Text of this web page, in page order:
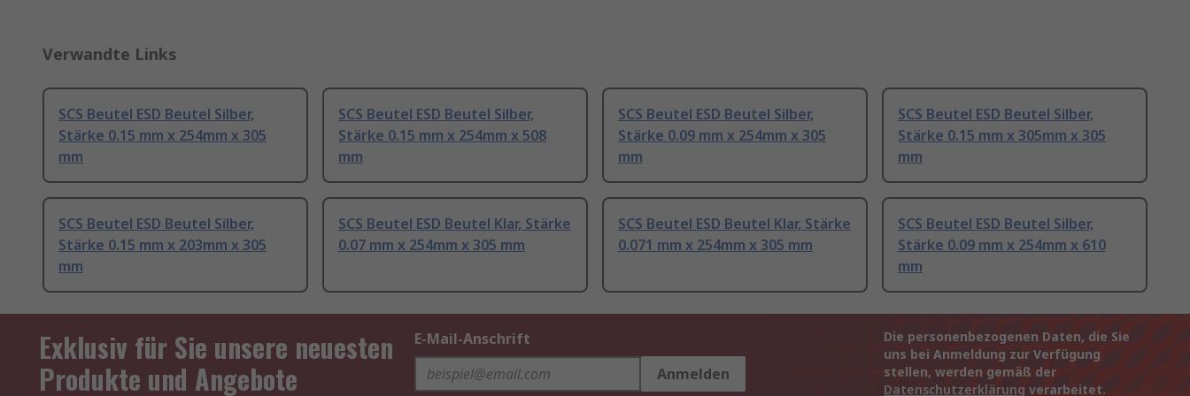
Verwandte Links
SCS Beutel ESD Beutel Silber,
Stärke 0.15 mm x 254mm x 305
mm
SCS Beutel ESD Beutel Silber,
Stärke 0.15 mm x 254mm x 508
mm
SCS Beutel ESD Beutel Silber,
Stärke 0.09 mm x 254mm x 305
mm
SCS Beutel ESD Beutel Silber,
Stärke 0.15 mm x 305mm x 305
mm
SCS Beutel ESD Beutel Silber,
Stärke 0.15 mm x 203mm x 305
mm
SCS Beutel ESD Beutel Klar, Stärke
0.07 mm x 254mm x 305 mm
SCS Beutel ESD Beutel Klar, Stärke
0.071 mm x 254mm x 305 mm
SCS Beutel ESD Beutel Silber,
Stärke 0.09 mm x 254mm x 610
mm
Exklusiv für Sie unsere neuesten
Produkte und Angebote
E-Mail-Anschrift
Anmelden
Die personenbezogenen Daten, die Sie
uns bei Anmeldung zur Verfügung
stellen, werden gemäß der
Datenschutzerklärung verarbeitet.